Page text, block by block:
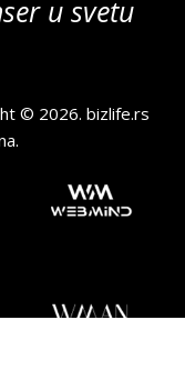
u svetu
© 2026.bizlife.rs